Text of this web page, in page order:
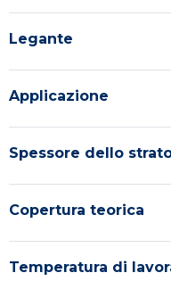
Legante
Applicazione
Spessore dello
Copertura teorica
Temperatura di